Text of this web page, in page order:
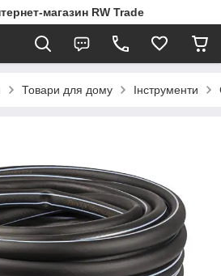
магазин RW Trade
Товари для дому Інструменти